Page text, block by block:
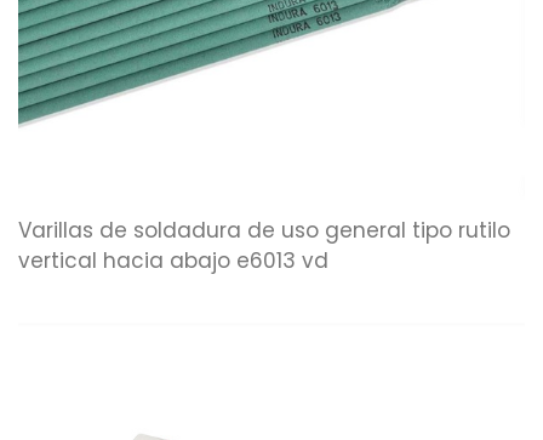
Varillas de soldadura de uso general tipo rutilo
vertical hacia abajo e6013 vd